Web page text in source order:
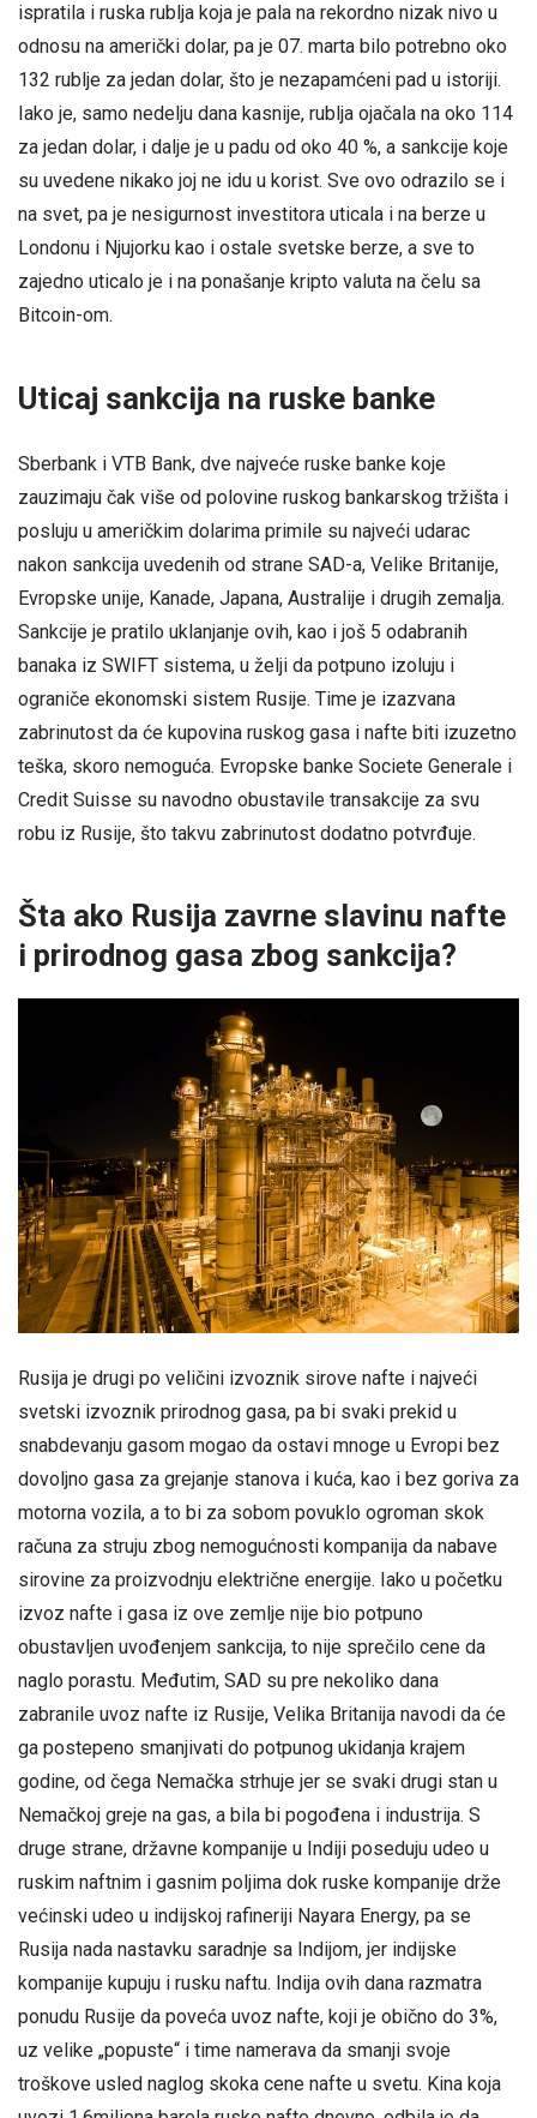
ispratila i ruska rublja koja je pala na rekordno nizak nivo u
odnosu na američki dolar, pa je 07. marta bilo potrebno oko
132 rublje za jedan dolar, što je nezapamćeni pad u istoriji.
Iako je, samo nedelju dana kasnije, rublja ojačala na oko 114
za jedan dolar, i dalje je u padu od oko 40 %, a sankcije koje
su uvedene nikako joj ne idu u korist. Sve ovo odrazilo se i
na svet, pa je nesigurnost investitora uticala i na berze u
Londonu i Njujorku kao i ostale svetske berze, a sve to
zajedno uticalo je i na ponašanje kripto valuta na čelu sa
Bitcoin-om.
Uticaj sankcija na ruske banke
Sberbank i VTB Bank, dve najveće ruske banke koje
zauzimaju čak više od polovine ruskog bankarskog tržišta i
posluju u američkim dolarima primile su najveći udarac
nakon sankcija uvedenih od strane SAD-a, Velike Britanije,
Evropske unije, Kanade, Japana, Australije i drugih zemalja.
Sankcije je pratilo uklanjanje ovih, kao i još 5 odabranih
banaka iz SWIFT sistema, u želji da potpuno izoluju i
ograniče ekonomski sistem Rusije. Time je izazvana
zabrinutost da će kupovina ruskog gasa i nafte biti izuzetno
teška, skoro nemoguća. Evropske banke Societe Generale i
Credit Suisse su navodno obustavile transakcije za svu
robu iz Rusije, što takvu zabrinutost dodatno potvrđuje.
Šta ako Rusija zavrne slavinu nafte
i prirodnog gasa zbog sankcija?
Rusija je drugi po veličini izvoznik sirove nafte i najveći
svetski izvoznik prirodnog gasa, pa bi svaki prekid u
snabdevanju gasom mogao da ostavi mnoge u Evropi bez
dovoljno gasa za grejanje stanova i kuća, kao i bez goriva za
motorna vozila, a to bi za sobom povuklo ogroman skok
računa za struju zbog nemogućnosti kompanija da nabave
sirovine za proizvodnju električne energije. Iako u početku
izvoz nafte i gasa iz ove zemlje nije bio potpuno
obustavljen uvođenjem sankcija, to nije sprečilo cene da
naglo porastu. Međutim, SAD su pre nekoliko dana
zabranile uvoz nafte iz Rusije, Velika Britanija navodi da će
ga postepeno smanjivati do potpunog ukidanja krajem
godine, od čega Nemačka strhuje jer se svaki drugi stan u
Nemačkoj greje na gas, a bila bi pogođena i industrija. S
druge strane, državne kompanije u Indiji poseduju udeo u
ruskim naftnim i gasnim poljima dok ruske kompanije drže
većinski udeo u indijskoj rafineriji Nayara Energy, pa se
Rusija nada nastavku saradnje sa Indijom, jer indijske
kompanije kupuju i rusku naftu. Indija ovih dana razmatra
ponudu Rusije da poveća uvoz nafte, koji je obično do 3%,
uz velike „popuste“ i time namerava da smanji svoje
troškove usled naglog skoka cene nafte u svetu. Kina koja